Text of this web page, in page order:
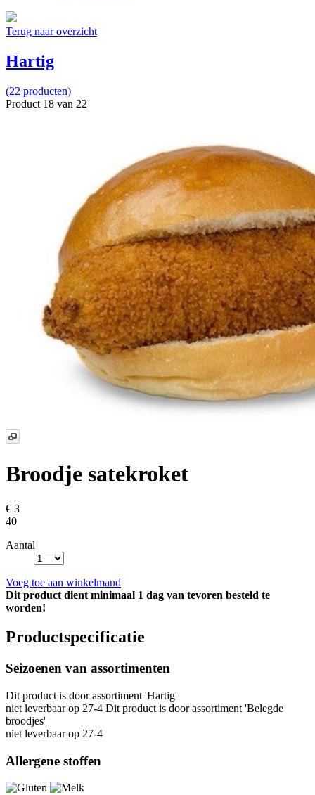
Terug naar overzicht
Hartig
(22 producten)
Product 18 van 22
Broodje satekroket
€ 3
40
Aantal
Voeg toe aan winkelmand
Dit product dient minimaal 1 dag van tevoren besteld te
worden!
Productspecificatie
Seizoenen van assortimenten
Dit product is door assortiment 'Hartig'
niet leverbaar op 27-4 Dit product is door assortiment 'Belegde
broodjes'
niet leverbaar op 27-4
Allergene stoffen